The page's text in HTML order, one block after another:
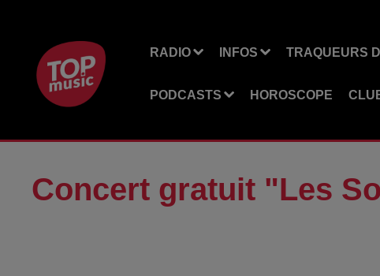
RADIO INFOS TRAQUEURS
PODCASTS HOROSCOPE
Concert gratuit "Les